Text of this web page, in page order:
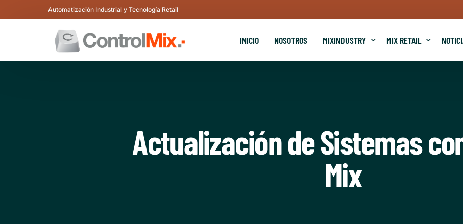
Automatización Industrial y Tecnología Retail
INICIO NOSOTROS MIXINDUSTRY MIX RETAIL
Actualización de Sistemas
Mix